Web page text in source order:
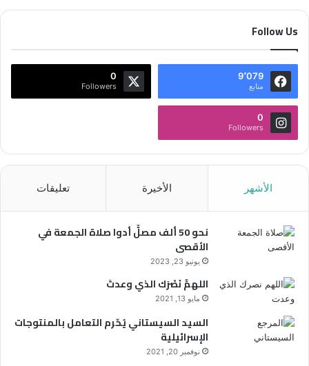
Follow Us
9٬079
متابع
0
Followers
0
Followers
الأشهر الأخيرة تعليقات
نحو 50 ألف مصلٍّ أدوا صلاة الجمعة في
الأقصى
يونيو 23, 2023
اللهمَّ نَصْرَك الذي وعدتَ
مايو 13, 2021
السيد السيستاني يُحّرم التعامل بالمنتوجات
الإسرائيلية
نوفمبر 20, 2021